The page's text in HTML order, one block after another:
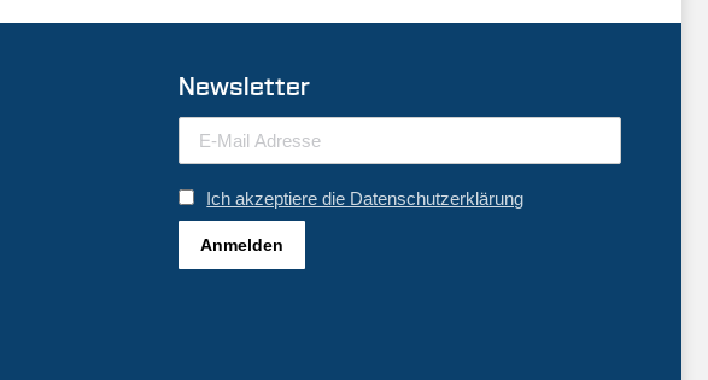
Newsletter
Ich akzeptiere die Datenschutzerklärung